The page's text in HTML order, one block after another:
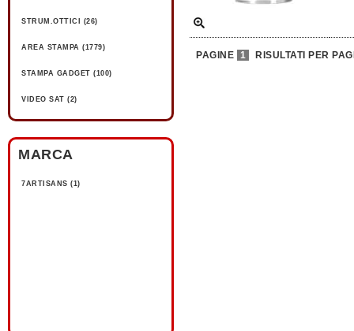
STRUM.OTTICI (26)
AREA STAMPA (1779)
STAMPA GADGET (100)
VIDEO SAT (2)
MARCA
7ARTISANS (1)
PAGINE 1 RISULTATI PER